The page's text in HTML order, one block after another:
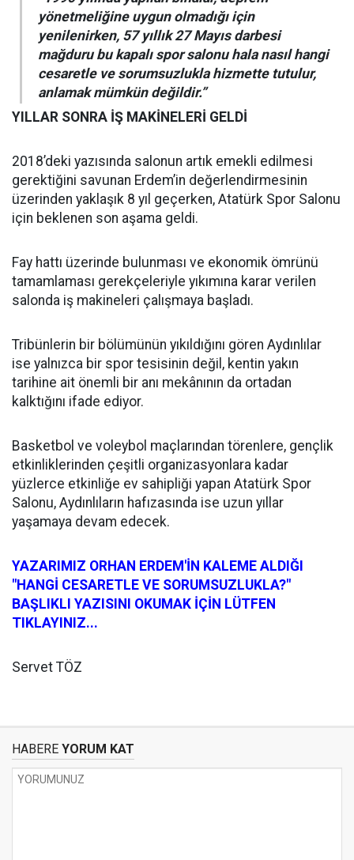
yönetmeliğine uygun olmadığı için
yenilenirken, 57 yıllık 27 Mayıs darbesi
mağduru bu kapalı spor salonu hala nasıl hangi
cesaretle ve sorumsuzlukla hizmette tutulur,
anlamak mümkün değildir.”
YILLAR SONRA İŞ MAKİNELERİ GELDİ
2018’deki yazısında salonun artık emekli edilmesi
gerektiğini savunan Erdem’in değerlendirmesinin
üzerinden yaklaşık 8 yıl geçerken, Atatürk Spor Salonu
için beklenen son aşama geldi.
Fay hattı üzerinde bulunması ve ekonomik ömrünü
tamamlaması gerekçeleriyle yıkımına karar verilen
salonda iş makineleri çalışmaya başladı.
Tribünlerin bir bölümünün yıkıldığını gören Aydınlılar
ise yalnızca bir spor tesisinin değil, kentin yakın
tarihine ait önemli bir anı mekânının da ortadan
kalktığını ifade ediyor.
Basketbol ve voleybol maçlarından törenlere, gençlik
etkinliklerinden çeşitli organizasyonlara kadar
yüzlerce etkinliğe ev sahipliği yapan Atatürk Spor
Salonu, Aydınlıların hafızasında ise uzun yıllar
yaşamaya devam edecek.
YAZARIMIZ ORHAN ERDEM'İN KALEME ALDIĞI
"HANGİ CESARETLE VE SORUMSUZLUKLA?"
BAŞLIKLI YAZISINI OKUMAK İÇİN LÜTFEN
TIKLAYINIZ...
Servet TÖZ
HABERE YORUM KAT